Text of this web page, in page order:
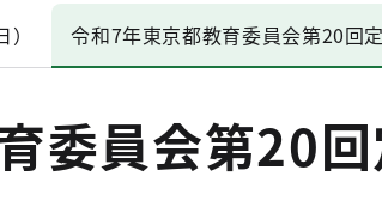
令和7年東京都教育委員会第20回
委員会第20